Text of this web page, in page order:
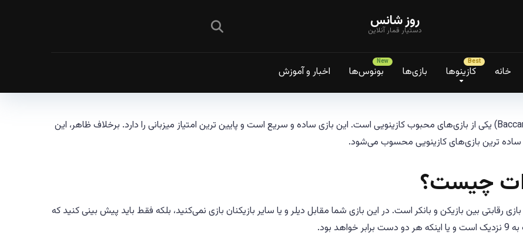
روز شانس
دستیار قمار آنلاین
خانه کازینوها بازی‌ها بونوس‌ها اخبار و آموزش
باکارات (Baccarat) یکی از بازی‌های محبوب کازینویی است. این بازی ساده و سریع است و پایین ترین امتیاز میزبانی را دارد. برخلاف ظاهر، این
ساده ترین بازی‌های کازینویی محسوب می‌شود.
چیست؟
رقابتی بین بازیکن و بانکر است. در این بازی شما مقابل دیلر و یا سایر بازیکنان بازی نمی‌کنید، بلکه فقط باید پیش بینی کنید که
خواهد بود.